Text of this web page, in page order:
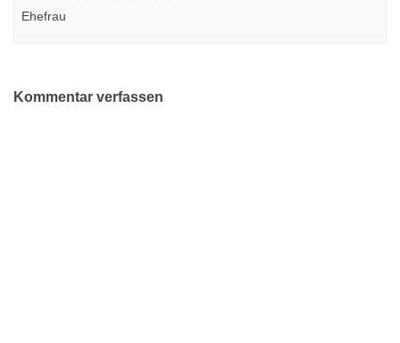
Ehefrau
Kommentar verfassen